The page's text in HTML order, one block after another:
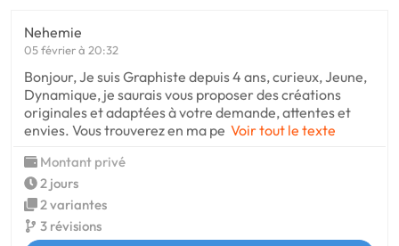
Nehemie
05 février à 20:32
Bonjour, Je suis Graphiste depuis 4 ans, curieux, Jeune,
Dynamique, je saurais vous proposer des créations
originales et adaptées à votre demande, attentes et
envies. Vous trouverez en ma pe Voir tout le texte
Montant privé
2 jours
2 variantes
3 révisions